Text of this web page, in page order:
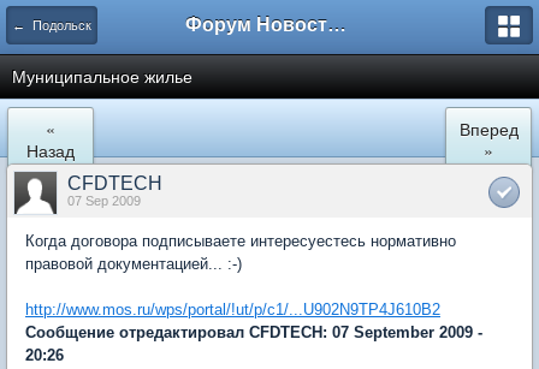
← Подольск Форум Новостройки
Муниципальное жилье
«
Назад
Вперед
»
CFDTECH
07 Sep 2009
Когда договора подписываете интересуестесь нормативно
правовой документацией... :-)
http://www.mos.ru/wps/portal/!ut/p/c1/...U902N9TP4J610B2
Сообщение отредактировал CFDTECH: 07 September 2009 -
20:26